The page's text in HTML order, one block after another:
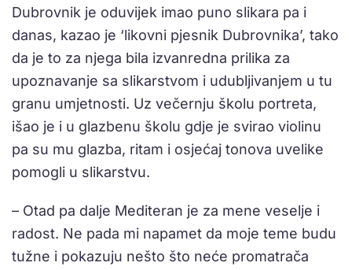
Dubrovnik je oduvijek imao puno slikara pa i
danas, kazao je ‘likovni pjesnik Dubrovnika’, tako
da je to za njega bila izvanredna prilika za
upoznavanje sa slikarstvom i udubljivanjem u tu
granu umjetnosti. Uz večernju školu portreta,
išao je i u glazbenu školu gdje je svirao violinu
pa su mu glazba, ritam i osjećaj tonova uvelike
pomogli u slikarstvu.
– Otad pa dalje Mediteran je za mene veselje i
radost. Ne pada mi napamet da moje teme budu
tužne i pokazuju nešto što neće promatrača